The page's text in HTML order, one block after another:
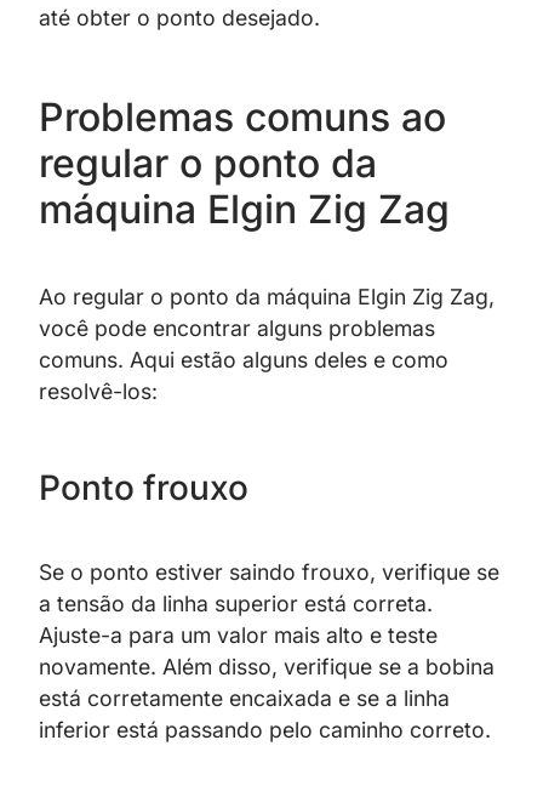
até obter o ponto desejado.
Problemas comuns ao
regular o ponto da
máquina Elgin Zig Zag
Ao regular o ponto da máquina Elgin Zig Zag,
você pode encontrar alguns problemas
comuns. Aqui estão alguns deles e como
resolvê-los:
Ponto frouxo
Se o ponto estiver saindo frouxo, verifique se
a tensão da linha superior está correta.
Ajuste-a para um valor mais alto e teste
novamente. Além disso, verifique se a bobina
está corretamente encaixada e se a linha
inferior está passando pelo caminho correto.